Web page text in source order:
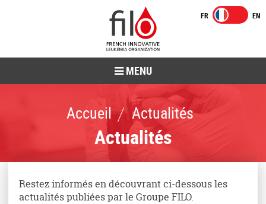
MENU
Accueil Actualités
Actualités
Restez informés en découvrant ci-dessous les
actualités publiées par le Groupe FILO.